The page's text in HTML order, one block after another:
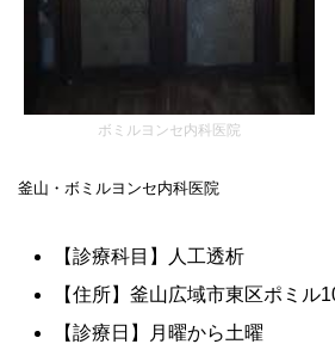
ボミルヨンセ内科医院
釜山・ボミルヨンセ内科医院
【診療科目】人工透析
【住所】釜山広域市東区ポミル
【診療日】月曜から土曜